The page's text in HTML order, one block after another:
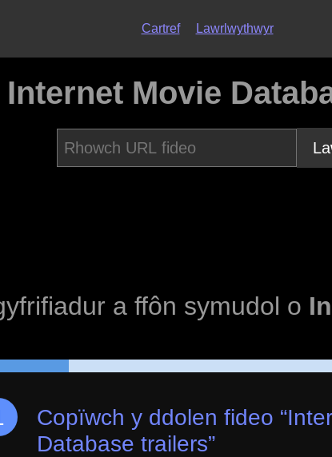
Cartref Lawrlwythwyr
Internet Movie
a ffôn symudol o
Copïwch y ddolen fideo “
Database trailers”